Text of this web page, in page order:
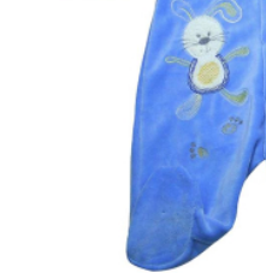
Hranilice, flašice i cucle
Monitori, Ogradice i tricikli
Posteljine, vrećice i baldahini
Igračke za bebe i decu